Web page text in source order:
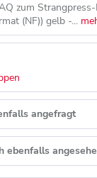
zum
(NF)) gelb -...
angefragt
ebenfalls